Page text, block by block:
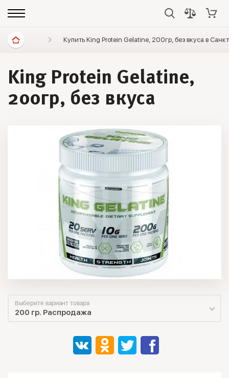
Витамины и минералы Суставы и связки
Купить King Protein Gelatine, 200гр, без вкуса в
King Protein Gelatine,
200гр, без вкуса
Выберите вариант товара
200 гр. Распродажа